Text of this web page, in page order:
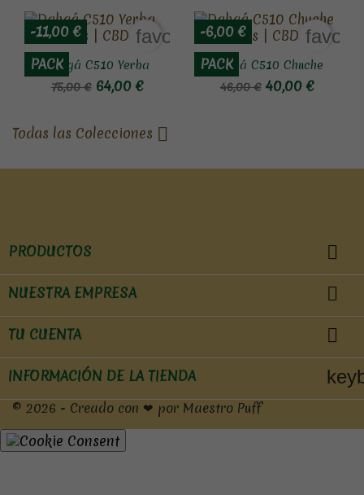
Dahgá C510 Yerba
75,00 € 64,00 €
-11,00 €
PACK
favorite_border
Dahgá C510 Chuche
46,00 € 40,00 €
-6,00 €
PACK
Todas las Colecciones 
PRODUCTOS 
NUESTRA EMPRESA 
TU CUENTA 
INFORMACIÓN DE LA TIENDA
© 2026 - Creado con ❤ por Maestro Puff